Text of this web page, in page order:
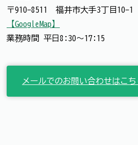
〒910-8511 福井市大手3丁目10-
【GoogleMap】
業務時間 平日8:30～17:15
メールでのお問い合わせはこち